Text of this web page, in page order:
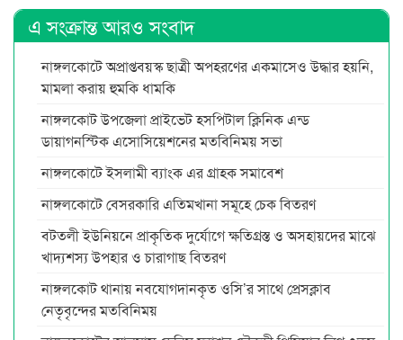
এ সংক্রান্ত আরও সংবাদ
নাঙ্গলকোটে অপ্রাপ্তবয়স্ক ছাত্রী অপহরণের একমাসেও উদ্ধার হয়নি,
মামলা করায় হুমকি ধামকি
নাঙ্গলকোট উপজেলা প্রাইভেট হসপিটাল ক্লিনিক এন্ড
ডায়াগনস্টিক এসোসিয়েশনের মতবিনিময় সভা
নাঙ্গলকোটে ইসলামী ব্যাংক এর গ্রাহক সমাবেশ
নাঙ্গলকোটে বেসরকারি এতিমখানা সমূহে চেক বিতরণ
বটতলী ইউনিয়নে প্রাকৃতিক দুর্যোগে ক্ষতিগ্রস্ত ও অসহায়দের মাঝে
খাদ্যশস্য উপহার ও চারাগাছ বিতরণ
নাঙ্গলকোট থানায় নবযোগদানকৃত ওসি’র সাথে প্রেসক্লাব
নেতৃবৃন্দের মতবিনিময়